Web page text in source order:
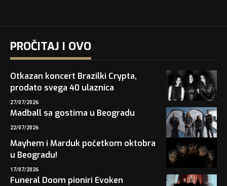
PROČITAJ I OVO
Otkazan koncert Brazilki Crypta,
prodato svega 40 ulaznica
27/07/2026
Madball sa gostima u Beogradu
22/07/2026
Mayhem i Marduk početkom oktobra
u Beogradu!
17/07/2026
Funeral Doom pioniri Evoken